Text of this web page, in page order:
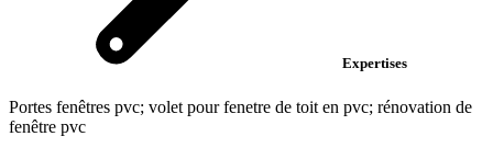
Expertises
Portes fenêtres pvc; volet pour fenetre de toit en pvc; rénovation de
fenêtre pvc